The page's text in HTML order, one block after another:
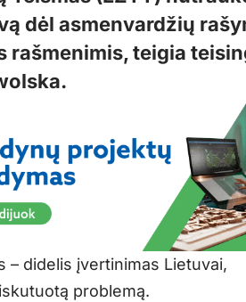
dėl asmenvardžių
rašmenimis, teigia
didelis įvertinimas Lietuvai,
problemą.